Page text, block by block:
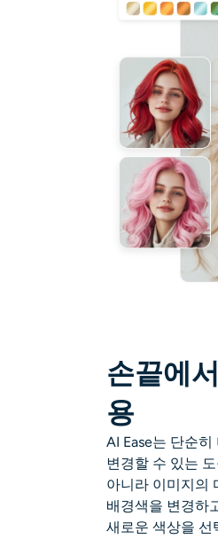
손끝에
용
AI Ease는 단순
변경할 수 있는
아니라 이미지의
배경색을 변경하
새로운 색상을 선